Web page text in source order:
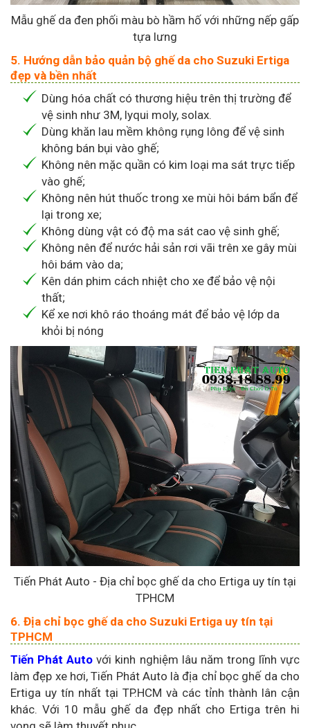
Mẫu ghế da đen phối màu bò hầm hố với những nếp gấp
tựa lưng
5. Hướng dẫn bảo quản bộ ghế da cho Suzuki Ertiga
đẹp và bền nhất
Dùng hóa chất có thương hiệu trên thị trường để
vệ sinh như 3M, lyqui moly, solax.
Dùng khăn lau mềm không rụng lông để vệ sinh
không bán bụi vào ghế;
Không nên mặc quần có kim loại ma sát trực tiếp
vào ghế;
Không nên hút thuốc trong xe mùi hôi bám bẩn để
lại trong xe;
Không dùng vật có độ ma sát cao vệ sinh ghế;
Không nên để nước hải sản rơi vãi trên xe gây mùi
hôi bám vào da;
Kên dán phim cách nhiệt cho xe để bảo vệ nội
thất;
Kể xe nơi khô ráo thoáng mát để bảo vệ lớp da
khỏi bị nóng
Tiến Phát Auto - Địa chỉ bọc ghế da cho Ertiga uy tín tại
TPHCM
6. Địa chỉ bọc ghế da cho Suzuki Ertiga uy tín tại
TPHCM
Tiến Phát Auto với kinh nghiệm lâu năm trong lĩnh vực
làm đẹp xe hơi, Tiến Phát Auto là địa chỉ bọc ghế da cho
Ertiga uy tín nhất tại TP.HCM và các tỉnh thành lân cận
khác. Với 10 mẫu ghế da đẹp nhất cho Ertiga trên hi